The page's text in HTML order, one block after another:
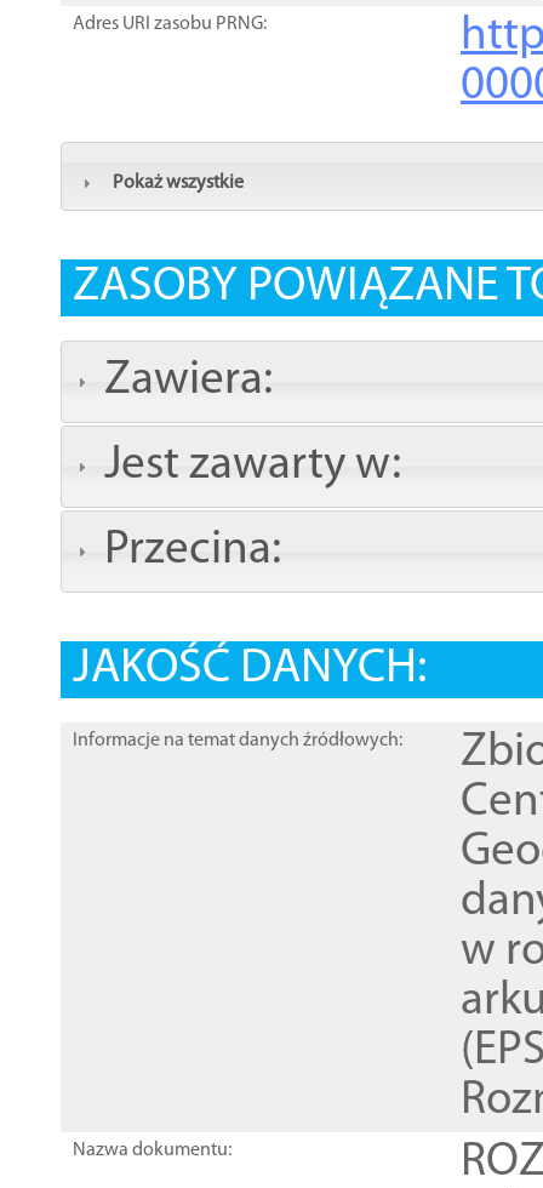
Adres URI zasobu PRNG:
Pokaż wszystkie
ZASOBY POWIĄZANE
Zawiera:
Jest zawarty w:
Przecina:
JAKOŚĆ DANYCH:
Informacje na temat danych źródłowych:
w
Nazwa dokumentu: